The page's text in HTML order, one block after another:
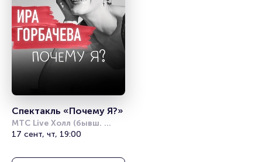
Спектакль «Почему Я?»
МТС Live Холл (бывш.
Юпитер)
17 сент, чт, 19:00